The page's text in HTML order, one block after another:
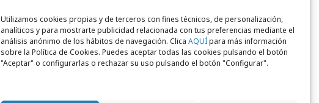
Utilizamos cookies propias y de terceros con fines técnicos, de personalización,
analíticos y para mostrarte publicidad relacionada con tus preferencias mediante el
análisis anónimo de los hábitos de navegación. Clica AQUÍpara más información
sobre la Política de Cookies. Puedes aceptar todas las cookies pulsando el botón
"Aceptar" o configurarlas o rechazar su uso pulsando el botón "Configurar".